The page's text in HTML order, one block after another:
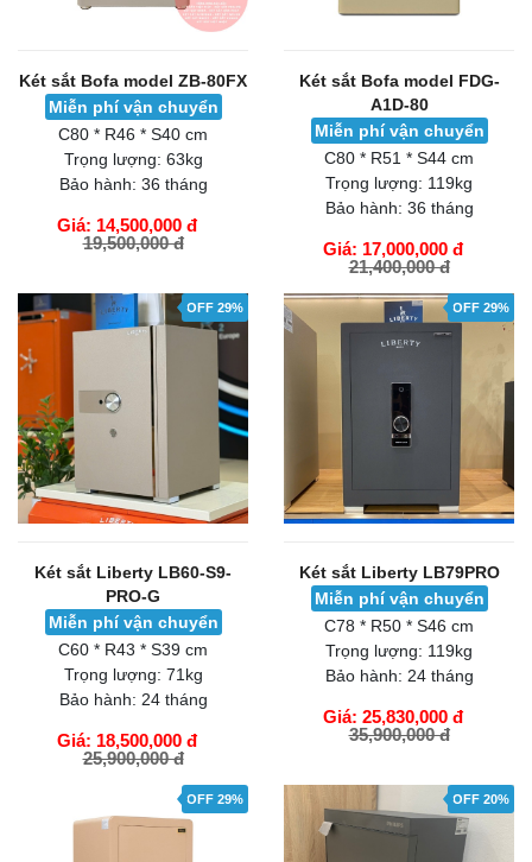
Két sắt Bofa model ZB-80FX
Miễn phí vận chuyển
C80 * R46 * S40 cm
Trọng lượng: 63kg
Bảo hành: 36 tháng
Giá: 14,500,000 đ
19,500,000 đ
Két sắt Bofa model FDG-
A1D-80
Miễn phí vận chuyển
C80 * R51 * S44 cm
Trọng lượng: 119kg
Bảo hành: 36 tháng
Giá: 17,000,000 đ
21,400,000 đ
GIỎ HÀNG
OFF 29%
Két sắt Liberty LB60-S9-
PRO-G
Miễn phí vận chuyển
C60 * R43 * S39 cm
Trọng lượng: 71kg
Bảo hành: 24 tháng
Giá: 18,500,000 đ
25,900,000 đ
GIỎ HÀNG
OFF 29%
Két sắt Liberty LB79PRO
Miễn phí vận chuyển
C78 * R50 * S46 cm
Trọng lượng: 119kg
Bảo hành: 24 tháng
Giá: 25,830,000 đ
35,900,000 đ
OFF 29% OFF 20%